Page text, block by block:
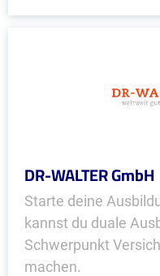
DR-WALTER GmbH
Starte deine
kannst du duale
Schwerpunkt
machen.